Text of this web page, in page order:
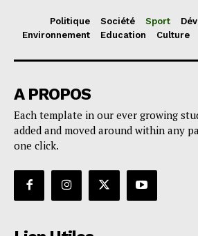
Politique Société Sport
Environnement
Education Culture
A PROPOS
Each template in our ever growing
added and moved around within any
one click.